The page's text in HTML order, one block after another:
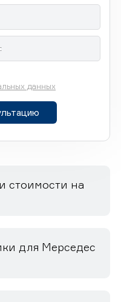
данных
стоимости на
для Мерседес